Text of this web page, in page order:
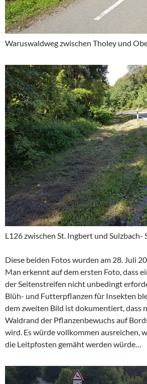
Waruswaldweg zwischen Tholey und
L126 zwischen St. Ingbert und Sulzbach-
Diese beiden Fotos wurden am 28. Juli
Man erkennt auf dem ersten Foto, dass
der Seitenstreifen nicht unbedingt
Blüh- und Futterpflanzen für Insekten
dem zweiten Bild ist dokumentiert, dass
Waldrand der Pflanzenbewuchs auf
wird. Es würde vollkommen ausreichen,
die Leitpfosten gemäht werden würde…